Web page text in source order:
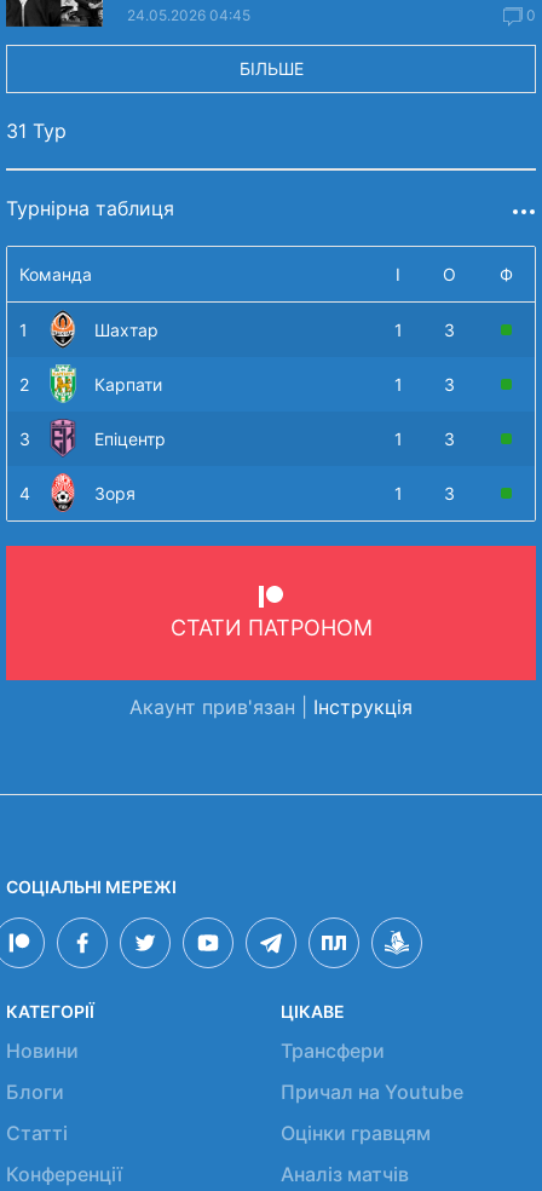
24.05.2026 04:45 0
БІЛЬШЕ
31 Тур
Турнірна таблиця
Команда І О Ф
1 Шахтар 1 3
2 Карпати 1 3
3 Епіцентр 1 3
4 Зоря 1 3
СТАТИ ПАТРОНОМ
Акаунт прив'язан | Інструкція
СОЦІАЛЬНІ МЕРЕЖІ
КАТЕГОРІЇ
Новини
Блоги
Статті
Конференції
ЦІКАВЕ
Трансфери
Причал на Youtube
Оцінки гравцям
Аналіз матчів